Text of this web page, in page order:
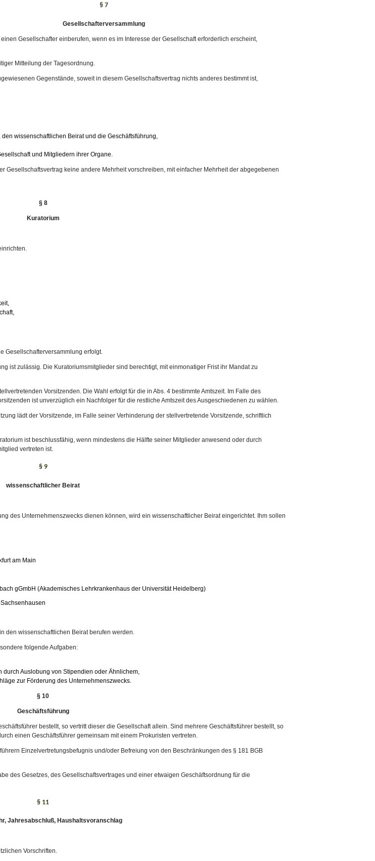
§ 7
Gesellschafterversammlung
Gesellschafter einberufen, wenn es im Interesse der Gesellschaft erforderlich erscheint,
Mitteilung der Tagesordnung.
Gegenstände, soweit in diesem Gesellschaftsvertrag nichts anderes bestimmt ist,
wissenschaftlichen Beirat und die Geschäftsführung,
und Mitgliedern ihrer Organe.
Gesellschaftsvertrag keine andere Mehrheit vorschreiben, mit einfacher Mehrheit der abgegebenen
§ 8
Kuratorium
Gesellschafterversammlung erfolgt.
ist zulässig. Die Kuratoriumsmitglieder sind berechtigt, mit einmonatiger Frist ihr Mandat zu
Vorsitzenden. Die Wahl erfolgt für die in Abs. 4 bestimmte Amtszeit. Im Falle des
ist unverzüglich ein Nachfolger für die restliche Amtszeit des Ausgeschiedenen zu wählen.
lädt der Vorsitzende, im Falle seiner Verhinderung der stellvertretende Vorsitzende, schriftlich
ist beschlussfähig, wenn mindestens die Hälfte seiner Mitglieder anwesend oder durch
vertreten ist.
§ 9
wissenschaftlicher Beirat
des Unternehmenszwecks dienen können, wird ein wissenschaftlicher Beirat eingerichtet. Ihm sollen
am Main
gGmbH (Akademisches Lehrkrankenhaus der Universität Heidelberg)
den wissenschaftlichen Beirat berufen werden.
folgende Aufgaben:
durch Auslobung von Stipendien oder Ähnlichem,
zur Förderung des Unternehmenszwecks.
§ 10
Geschäftsführung
bestellt, so vertritt dieser die Gesellschaft allein. Sind mehrere Geschäftsführer bestellt, so
einen Geschäftsführer gemeinsam mit einem Prokuristen vertreten.
Einzelvertretungsbefugnis und/oder Befreiung von den Beschränkungen des § 181 BGB
des Gesetzes, des Gesellschaftsvertrages und einer etwaigen Geschäftsordnung für die
§ 11
Jahresabschluß, Haushaltsvoranschlag
Vorschriften.